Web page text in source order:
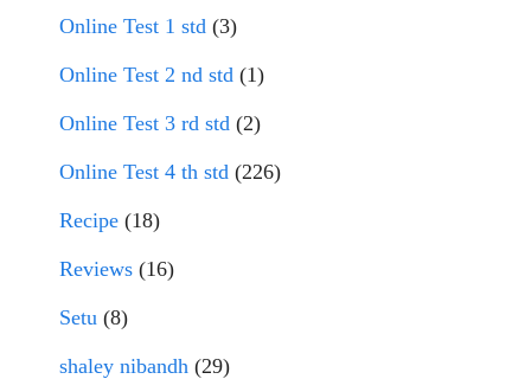
Online Test 1 std (3)
Online Test 2 nd std (1)
Online Test 3 rd std (2)
Online Test 4 th std (226)
Recipe (18)
Reviews (16)
Setu (8)
shaley nibandh (29)